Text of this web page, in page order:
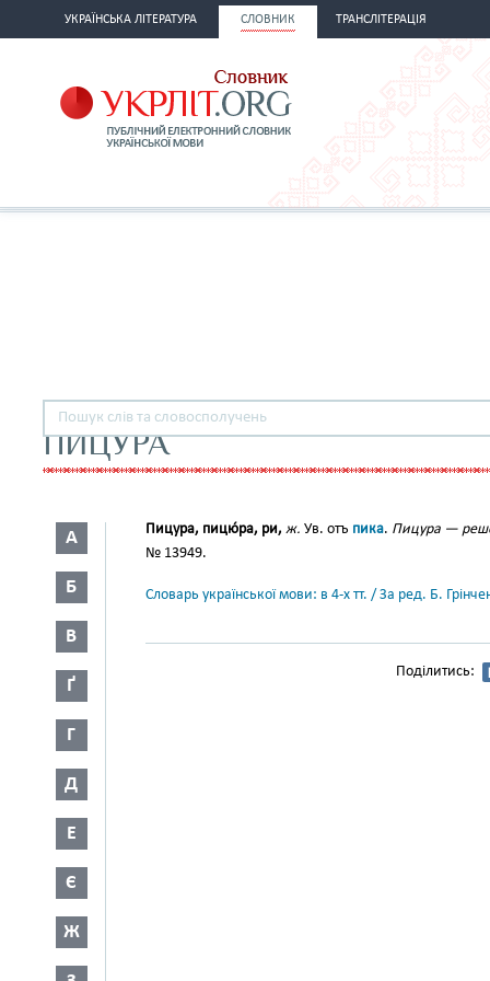
УКРАЇНСЬКА ЛІТЕРАТУРА СЛОВНИК ТРАНСЛІТЕРАЦІЯ
ПИЦУРА
А
Б
В
Ґ
Г
Д
Е
Є
Ж
Пицура, пицю́ра, ри, ж. Ув. отъ пика. Пицура —
№ 13949.
Словарь української мови: в 4-х тт. / За ред. Б.
Поділитись: